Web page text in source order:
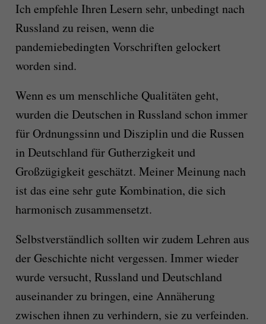
Ich empfehle Ihren Lesern sehr, unbedingt nach
Russland zu reisen, wenn die
pandemiebedingten Vorschriften gelockert
worden sind.
Wenn es um menschliche Qualitäten geht,
wurden die Deutschen in Russland schon immer
für Ordnungssinn und Disziplin und die Russen
in Deutschland für Gutherzigkeit und
Großzügigkeit geschätzt. Meiner Meinung nach
ist das eine sehr gute Kombination, die sich
harmonisch zusammensetzt.
Selbstverständlich sollten wir zudem Lehren aus
der Geschichte nicht vergessen. Immer wieder
wurde versucht, Russland und Deutschland
auseinander zu bringen, eine Annäherung
zwischen ihnen zu verhindern, sie zu verfeinden.